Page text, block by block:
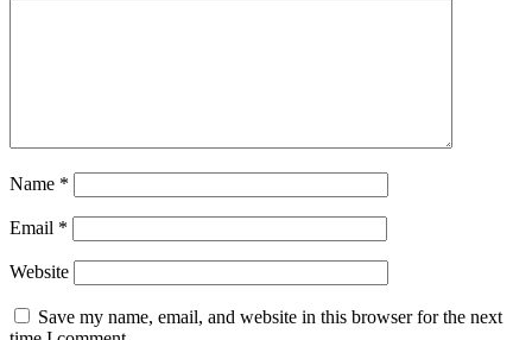
Name *
Email *
Website
Save my name, email, and website in this browser for the next